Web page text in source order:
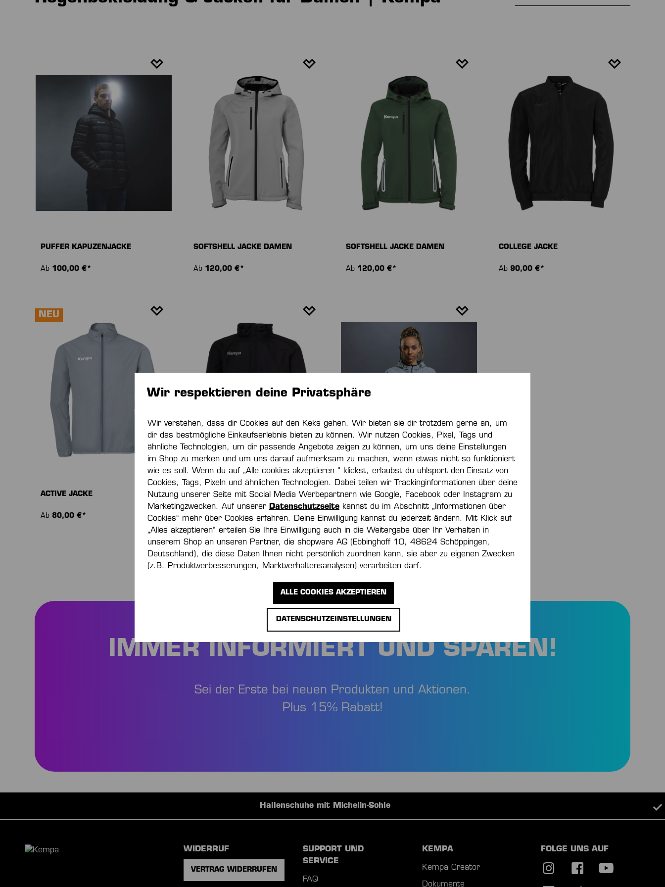
PUFFER KAPUZENJACKE
Ab 100,00 €*
SOFTSHELL JACKE DAMEN
Ab 120,00 €*
SOFTSHELL JACKE DAMEN
Ab 120,00 €*
COLLEGE JACKE
Ab 90,00 €*
NEU
ACTIVE JACKE
Ab 80,00 €*
REGENJACKE
Ab 45,00 €*
-70 %
CORE 2.0 SOFTSHELL JACKE
WOMEN
33,00 €*
110,00 €* (70% gespart)
IMMER INFORMIERT UND SPAREN!
Sei der Erste bei neuen Produkten und Aktionen.
Plus 15% Rabatt!
Hochwertige Teamausrüstungen
WIDERRUF
VERTRAG WIDERRUFEN
SUPPORT UND
SERVICE
FAQ
KEMPA
Kempa Creator
Dokumente
FOLGE UNS AUF
Wir respektieren deine Privatsphäre
Wir verstehen, dass dir Cookies auf den Keks gehen. Wir bieten sie dir trotzdem gerne an, um
dir das bestmögliche Einkaufserlebnis bieten zu können. Wir nutzen Cookies, Pixel, Tags und
ähnliche Technologien, um dir passende Angebote zeigen zu können, um uns deine Einstellungen
im Shop zu merken und um uns darauf aufmerksam zu machen, wenn etwas nicht so funktioniert
wie es soll. Wenn du auf „Alle cookies akzeptieren “ klickst, erlaubst du uhlsport den Einsatz von
Cookies, Tags, Pixeln und ähnlichen Technologien. Dabei teilen wir Trackinginformationen über deine
Nutzung unserer Seite mit Social Media Werbepartnern wie Google, Facebook oder Instagram zu
Marketingzwecken. Auf unserer Datenschutzseite kannst du im Abschnitt „Informationen über
Cookies“ mehr über Cookies erfahren. Deine Einwilligung kannst du jederzeit ändern. Mit Klick auf
„Alles akzeptieren“ erteilen Sie Ihre Einwilligung auch in die Weitergabe über Ihr Verhalten in
unserem Shop an unseren Partner, die shopware AG (Ebbinghoff 10, 48624 Schöppingen,
Deutschland), die diese Daten Ihnen nicht persönlich zuordnen kann, sie aber zu eigenen Zwecken
(z.B. Produktverbesserungen, Marktverhaltensanalysen) verarbeiten darf.
DATENSCHUTZEINSTELLUNGEN
ALLE COOKIES AKZEPTIEREN